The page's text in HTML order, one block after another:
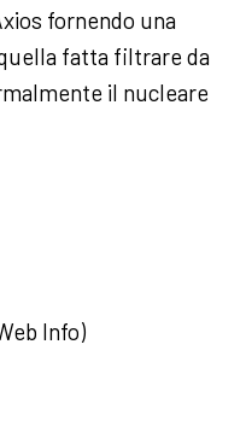
fornendo una
fatta filtrare da
il nucleare
Info)